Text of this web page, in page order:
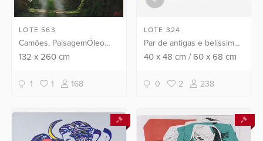
LOTE 563
Camões, PaisagemÓleo
sobre tela.
132x 260cm
1 1 168
LOTE 324
Par de antigas e belíssimas
litografias francesas
40 x48 cm /60 x68 cm
0 2 238